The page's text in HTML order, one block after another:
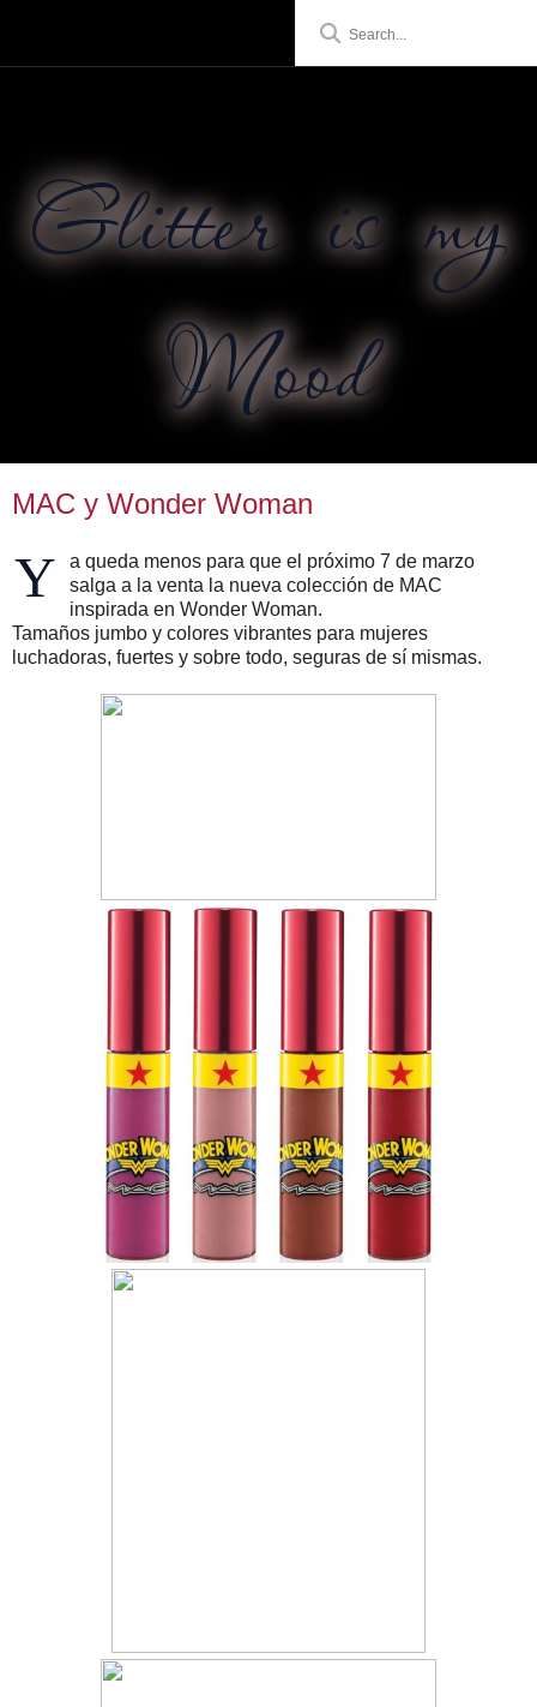
Glitter is my
Mood
MAC y Wonder Woman
Y
a queda menos para que el próximo 7 de marzo
salga a la venta la nueva colección de MAC
inspirada en Wonder Woman.
Tamaños jumbo y colores vibrantes para mujeres
luchadoras, fuertes y sobre todo, seguras de sí mismas.